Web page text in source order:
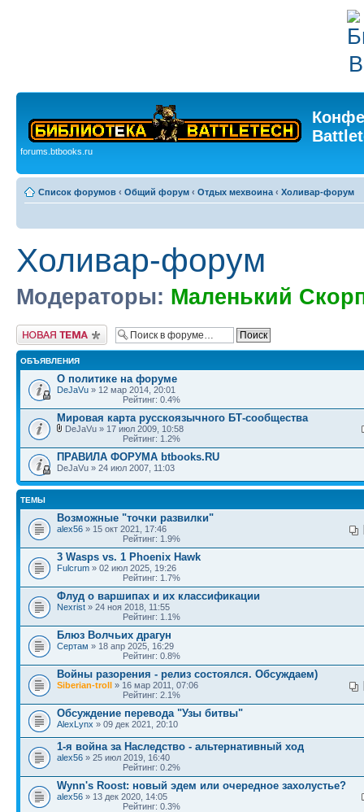
forums.btbooks.ru
Список форумов ‹ Общий форум ‹ Отдых мехвоина ‹ Холивар-форум
Холивар-форум
Модераторы: Маленький
Новая тема
ОБЪЯВЛЕНИЯ
О политике на форуме
DeJaVu » 12 мар 2014, 20:01
Рейтинг: 0.4%
Мировая карта русскоязычного БТ-сообщества
DeJaVu » 17 июл 2009, 10:58
Рейтинг: 1.2%
ПРАВИЛА ФОРУМА btbooks.RU
DeJaVu » 24 июл 2007, 11:03
ТЕМЫ
Возможные "точки развилки"
alex56 » 15 окт 2021, 17:46
Рейтинг: 1.9%
3 Wasps vs. 1 Phoenix Hawk
Fulcrum » 02 июл 2025, 19:26
Рейтинг: 1.7%
Флуд о варшипах и их классификации
Nexrist » 24 ноя 2018, 11:55
Рейтинг: 1.1%
Блюз Волчьих драгун
Сертам » 18 апр 2025, 16:29
Рейтинг: 0.8%
Войны разорения - релиз состоялся. Обсуждаем)
Siberian-troll » 16 мар 2011, 07:06
Рейтинг: 2.1%
Обсуждение перевода "Узы битвы"
AlexLynx » 09 дек 2021, 20:10
1-я война за Наследство - альтернативный ход
alex56 » 25 июл 2019, 16:40
Рейтинг: 0.2%
Wynn's Roost: новый эдем или очередное захолустье?
alex56 » 13 дек 2020, 14:05
Рейтинг: 0.3%